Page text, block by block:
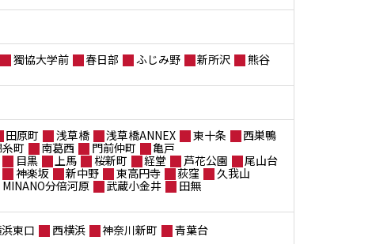
獨協大学前 春日部 ふじみ野 新所沢
熊谷
田原町 浅草橋 浅草橋ANNEX 東十条
西巣鴨
町 南葛西 門前仲町
亀戸
目黒 上馬 桜新町 経堂 芦花公園
尾山台
神楽坂 新中野 東高円寺 荻窪
久我山
MINANO分倍河原 武蔵小金井
田無
東口 西横浜 神奈川新町 青葉台